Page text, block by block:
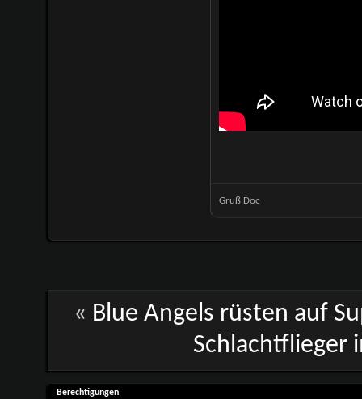
Gruß Doc
« Blue Angels rüsten auf
Schlachtflieger
Berechtigungen